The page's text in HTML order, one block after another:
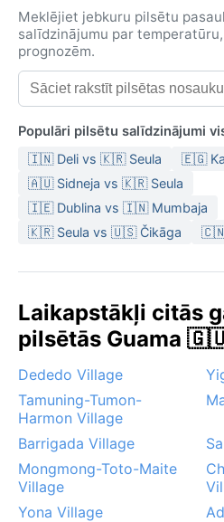
Meklējiet jebkuru pilsētu
salīdzinājumu par
prognozēm.
Populāri pilsētu salīdzinājumi
🇮🇳 Deli vs 🇰🇷 Seula
🇪🇬
🇦🇺 Sidneja vs 🇰🇷 Seula
🇮🇪 Dublina vs 🇮🇳 Mumbaja
🇰🇷 Seula vs 🇺🇸 Čikāga
🇨🇳
Laikapstākļi citās
pilsētās Guama
Dededo Village
Tamuning-Tumon-
Harmon Village
Barrigada Village
Mongmong-Toto-Maite
Village
Yona Village